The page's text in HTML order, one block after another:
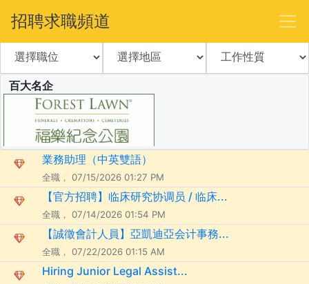
招聘求職頻道
百大名企
業務助理（中英雙語）
全職， 07/15/2026 01:27 PM
【官方招聘】临床研究协调员 / 临床...
全職， 07/14/2026 01:54 PM
【誠徵會計人員】亞凱迪亞会计事務...
全職， 07/22/2026 01:15 AM
Hiring Junior Legal Assist...